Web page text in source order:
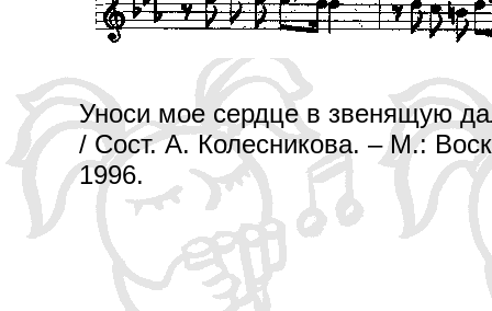
Уноси мое сердце в звенящую
/ Сост. А. Колесникова. – М.:
1996.